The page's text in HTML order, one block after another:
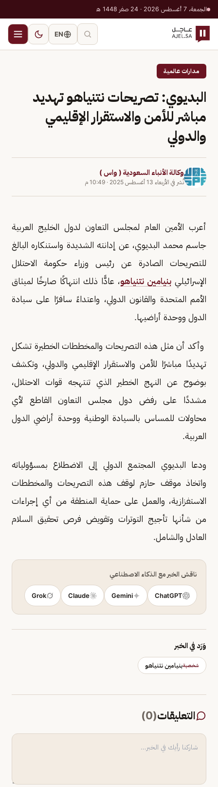
الجمعة، 7 أغسطس 2026 · 24 صفر 1448 هـ
EN
مدارات عالمية
البديوي: تصريحات نتنياهو تهديد
مباشر للأمن والاستقرار الإقليمي
والدولي
وكالة الأنباء السعودية ( واس )
نُشر في الأربعاء 13 أغسطس 2025 · 10:49 م
أعرب الأمين العام لمجلس التعاون لدول الخليج العربية
جاسم محمد البديوي، عن إدانته الشديدة واستنكاره البالغ
للتصريحات الصادرة عن رئيس وزراء حكومة الاحتلال
الإسرائيلي بنيامين نتنياهو، عادًّا ذلك انتهاكًا صارخًا لميثاق
الأمم المتحدة والقانون الدولي، واعتداءً سافرًا على سيادة
الدول ووحدة أراضيها.
وأكد أن مثل هذه التصريحات والمخططات الخطيرة تشكل
تهديدًا مباشرًا للأمن والاستقرار الإقليمي والدولي، وتكشف
بوضوح عن النهج الخطير الذي تنتهجه قوات الاحتلال،
مشددًا على رفض دول مجلس التعاون القاطع لأي
محاولات للمساس بالسيادة الوطنية ووحدة أراضي الدول
العربية.
ودعا البديوي المجتمع الدولي إلى الاضطلاع بمسؤولياته
واتخاذ موقف حازم لوقف هذه التصريحات والمخططات
الاستفزازية، والعمل على حماية المنطقة من أي إجراءات
من شأنها تأجيج التوترات وتقويض فرص تحقيق السلام
العادل والشامل.
ناقش الخبر مع الذكاء الاصطناعي
ChatGPT
Gemini
Claude
Grok
وَرَد في الخبر
شخصيةبنيامين نتنياهو
التعليقات(
0
)